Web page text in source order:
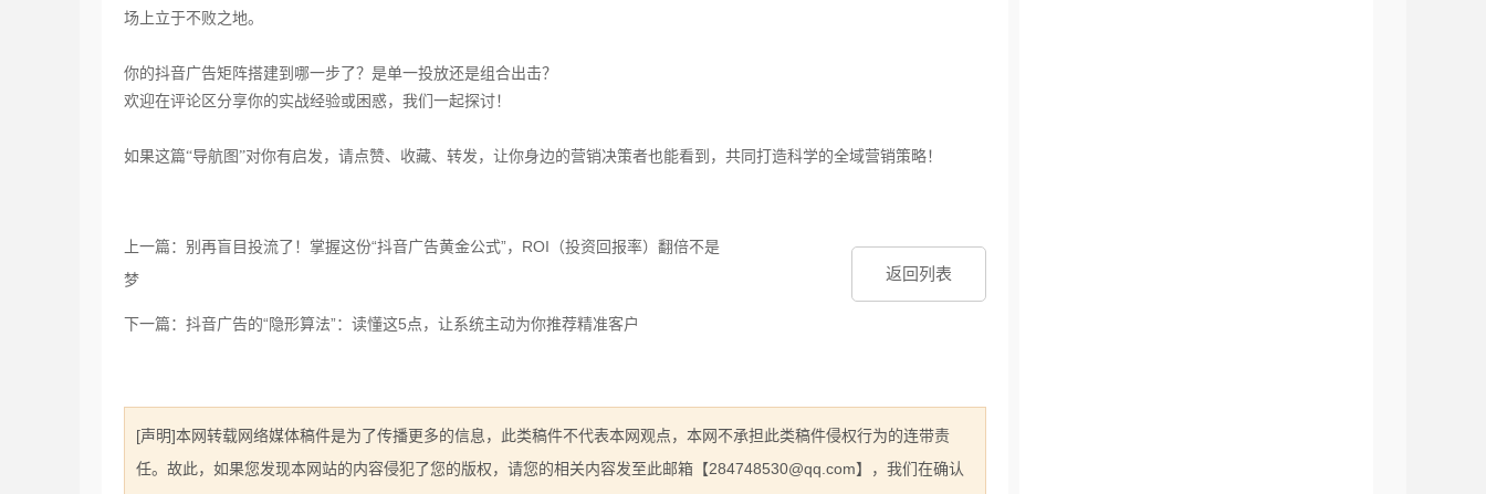
场上立于不败之地。
你的抖音广告矩阵搭建到哪一步了？是单一投放还是组合出击？
欢迎在评论区分享你的实战经验或困惑，我们一起探讨！
如果这篇“导航图”对你有启发，请点赞、收藏、转发，让你身边的营销决策者也能看到，共同打造科学的全域营销策略！
上一篇：别再盲目投流了！掌握这份“抖音广告黄金公式”，ROI（投资回报率）翻倍不是
梦
下一篇：抖音广告的“隐形算法”：读懂这5点，让系统主动为你推荐精准客户
返回列表
[声明]本网转载网络媒体稿件是为了传播更多的信息，此类稿件不代表本网观点，本网不承担此类稿件侵权行为的连带责
任。故此，如果您发现本网站的内容侵犯了您的版权，请您的相关内容发至此邮箱【284748530@qq.com】，我们在确认